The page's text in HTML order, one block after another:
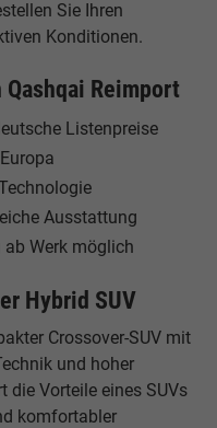
Sie Ihren
Konditionen.
Reimport
Listenpreise
Ausstattung
Werk möglich
Hybrid SUV
Crossover-SUV mit
und hoher
die Vorteile eines SUVs
komfortabler